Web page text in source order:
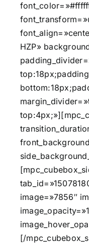
HZP»
image=»7856″
[/